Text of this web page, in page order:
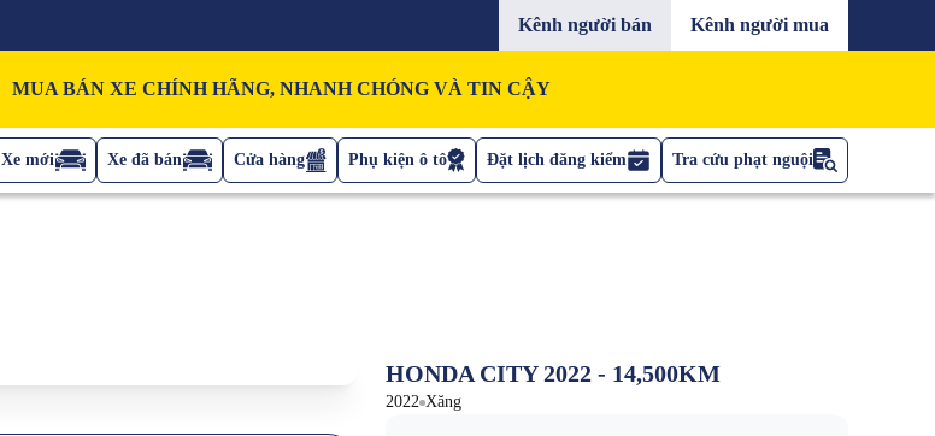
Kênh người bán Kênh người mua
MUA BÁN XE CHÍNH HÃNG, NHANH CHÓNG VÀ TIN CẬY
Xe mới Xe đã bán Cửa hàng Phụ kiện ô tô Đặt lịch đăng kiểm Tra cứu phạt nguội
HONDA CITY 2022 - 14,500KM
2022 Xăng